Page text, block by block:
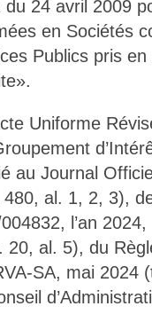
24 avril 2009
en Sociétés
Publics pris
Uniforme
au Journal
al. 1, 2, 3),
l’an
al. 5), du
SA, mai 2024